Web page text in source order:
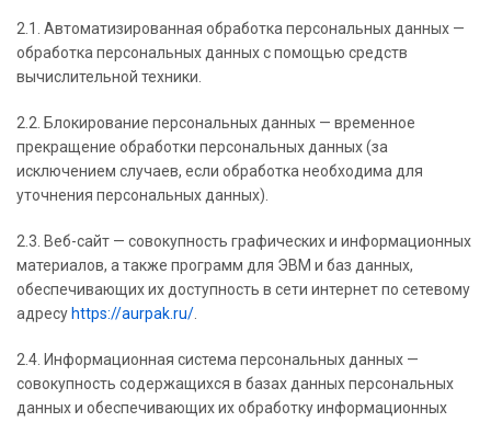
2.1. Автоматизированная обработка персональных данных —
обработка персональных данных с помощью средств
вычислительной техники.
2.2. Блокирование персональных данных — временное
прекращение обработки персональных данных (за
исключением случаев, если обработка необходима для
уточнения персональных данных).
2.3. Веб-сайт — совокупность графических и информационных
материалов, а также программ для ЭВМ и баз данных,
обеспечивающих их доступность в сети интернет по сетевому
адресу https://aurpak.ru/
2.4. Информационная система персональных данных —
совокупность содержащихся в базах данных персональных
данных и обеспечивающих их обработку информационных